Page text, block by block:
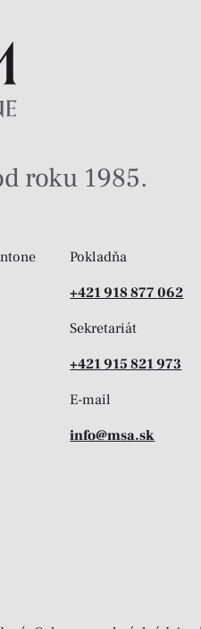
roku 1985.
Pokladňa
+421 918 877 062
Sekretariát
+421 915 821 973
E-mail
info@msa.sk